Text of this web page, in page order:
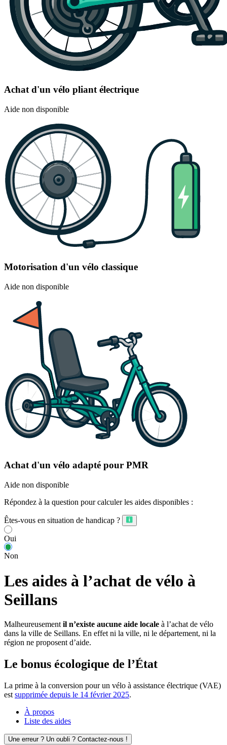
Achat d'un vélo pliant électrique
Aide non disponible
Motorisation d'un vélo classique
Aide non disponible
Achat d'un vélo adapté pour PMR
Aide non disponible
Répondez à la question pour calculer les aides disponibles :
Êtes-vous en situation de handicap ?
Oui
Non
Les aides à l’achat de vélo à
Seillans
Malheureusement il n’existe aucune aide locale à l’achat de vélo
dans la ville de Seillans. En effet ni la ville, ni le département, ni la
région ne proposent d’aide.
Le bonus écologique de l’État
La prime à la conversion pour un vélo à assistance électrique (VAE)
est supprimée depuis le 14 février 2025.
À propos
Liste des aides
Une erreur ? Un oubli ? Contactez-nous !